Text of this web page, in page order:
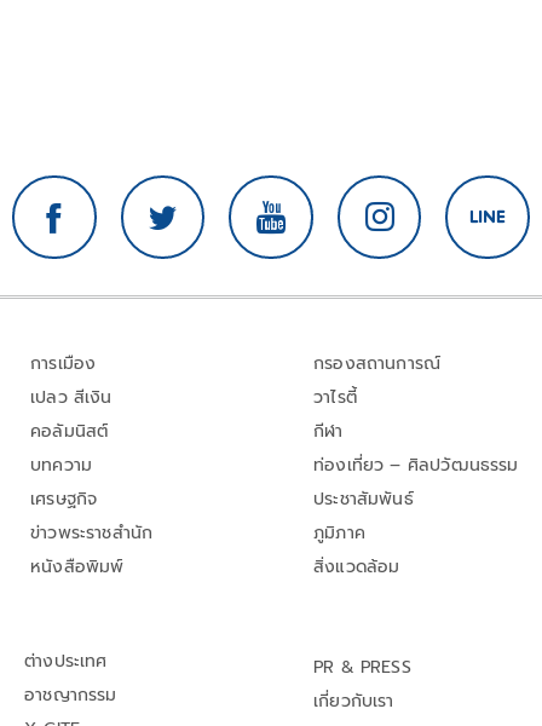
การเมือง
เปลว สีเงิน
คอลัมนิสต์
บทความ
เศรษฐกิจ
ข่าวพระราชสำนัก
หนังสือพิมพ์
กรองสถานการณ์
วาไรตี้
กีฬา
ท่องเที่ยว – ศิลปวัฒนธรรม
ประชาสัมพันธ์
ภูมิภาค
สิ่งแวดล้อม
ต่างประเทศ
อาชญากรรม
PR & PRESS
เกี่ยวกับเรา